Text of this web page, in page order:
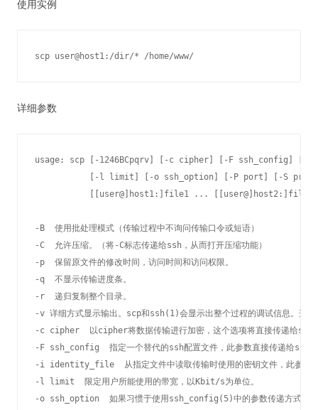
使用实例
scp user@host1:/dir/* /home/www/
详细参数
usage: scp [-1246BCpqrv] [-c cipher] [-F ssh_config]
[-l limit] [-o ssh_option] [-P port] [-S
           [[user@]host1:]file1 ... [[user@]host2:]file2
-B  使用批处理模式（传输过程中不询问传输口令或短语）
-C  允许压缩。（将-C标志传递给ssh，从而打开压缩功能）
-p  保留原文件的修改时间，访问时间和访问权限。
-q  不显示传输进度条。
-r  递归复制整个目录。
-v 详细方式显示输出。scp和ssh(1)会显示出整个过程的调试信息。这
-c cipher  以cipher将数据传输进行加密，这个选项将直接传递给
-F ssh_config  指定一个替代的ssh配置文件，此参数直接传递给ssh
-i identity_file  从指定文件中读取传输时使用的密钥文件，此参
-l limit  限定用户所能使用的带宽，以Kbit/s为单位。
-o ssh_option  如果习惯于使用ssh_config(5)中的参数传递方式